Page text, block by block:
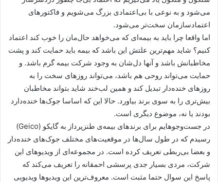
می‌شود و به نوعی با بی‌اعتمادی بزرگ می‌شویم و فاکتورهای
اعتمادسازمان سخت‌تر می‌شود.
اما واقعا چرا باید به بیمه‌ای که می‌خواهد حال‌مان را خوب کند اعتماد
کنیم؟ شاید مهم‌ترین علتش این باشد که بیمه باید حمایت کند و پشت
مخاطبانش باشد و آنها دل‌شان به وجود شرکت بیمه گرم باشد. و
حمایت می‌تواند روحی هم باشد، می‌تواند روزهای سخت را به
روزهای خنده‌دار تبدیل کند و همین لب‌خند شاید بتواند مخاطبان
بیش‌تری را به سوی برند بیاورد. حالا این که اساسا جوک‌ها خنده‌دارد
بودند یا نه، موضوع دیگری است.
در جست‌و‌جوهایم برای برندهای بیمه‌ی طنز‌پرداز به گایکو (Geico)
رسیدم که در طول سال‌ها در موقعیت‌های مختلف جوک‌های خنده‌دار
و بعضا بی‌ربطی تعریف کرده است. در مجموعه‌ای از ویدیوهای این
شرکت، مردی بسیار جدی پرسشی احمقانه را تعریف می‌کند که
پاسخ این سوال حتما مثبت است. معروف‌ترین این ویدیوها ویدیویی